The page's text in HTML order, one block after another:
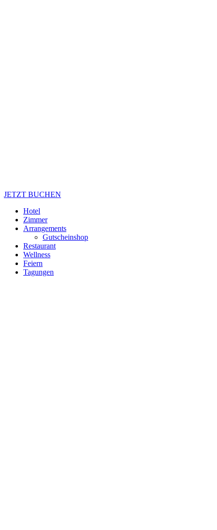
JETZT BUCHEN
Hotel
Zimmer
Arrangements
Gutscheinshop
Restaurant
Wellness
Feiern
Tagungen